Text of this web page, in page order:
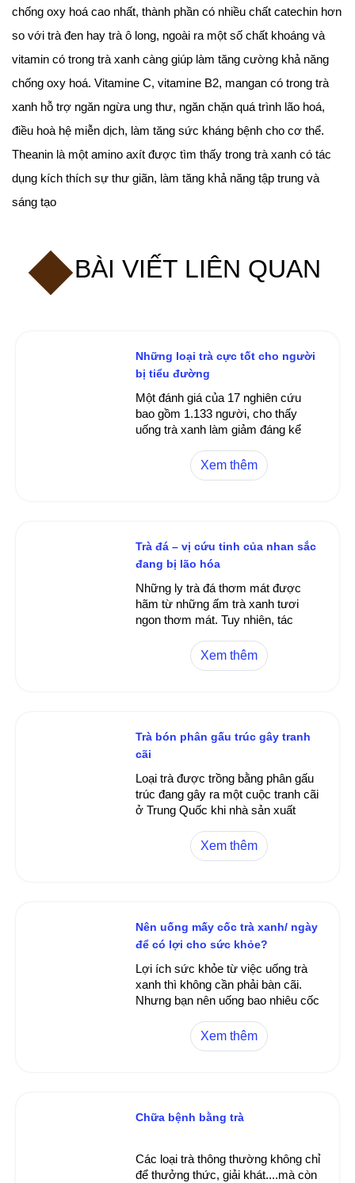
chống oxy hoá cao nhất, thành phần có nhiều chất catechin hơn
so với trà đen hay trà ô long, ngoài ra một số chất khoáng và
vitamin có trong trà xanh càng giúp làm tăng cường khả năng
chống oxy hoá. Vitamine C, vitamine B2, mangan có trong trà
xanh hỗ trợ ngăn ngừa ung thư, ngăn chặn quá trình lão hoá,
điều hoà hệ miễn dịch, làm tăng sức kháng bệnh cho cơ thể.
Theanin là một amino axít được tìm thấy trong trà xanh có tác
dụng kích thích sự thư giãn, làm tăng khả năng tập trung và
sáng tạo
BÀI VIẾT LIÊN QUAN
Những loại trà cực tốt cho người
bị tiểu đường
Một đánh giá của 17 nghiên cứu
bao gồm 1.133 người, cho thấy
uống trà xanh làm giảm đáng kể
sắc tố A1c - một dấu hiệu kiểm soát
lượng đường trong máu trong dài
Xem thêm
Trà đá – vị cứu tinh của nhan sắc
đang bị lão hóa
Những ly trà đá thơm mát được
hãm từ những ấm trà xanh tươi
ngon thơm mát. Tuy nhiên, tác
ở giải khát. Những tinh chất có
trong trà ảnh hưởng một cách rất
Xem thêm
Trà bón phân gấu trúc gây tranh
cãi
Loại trà được trồng bằng phân gấu
trúc đang gây ra một cuộc tranh cãi
ở Trung Quốc khi nhà sản xuất
đắt nhất thế giới. >200 USD một
Xem thêm
Nên uống mấy cốc trà xanh/ ngày
để có lợi cho sức khỏe?
Lợi ích sức khỏe từ việc uống trà
xanh thì không cần phải bàn cãi.
Nhưng bạn nên uống bao nhiêu cốc
sức khỏe thì nhiều người hẳn chưa
Xem thêm
Chữa bệnh bằng trà
Các loại trà thông thường không chỉ
để thưởng thức, giải khát....mà còn